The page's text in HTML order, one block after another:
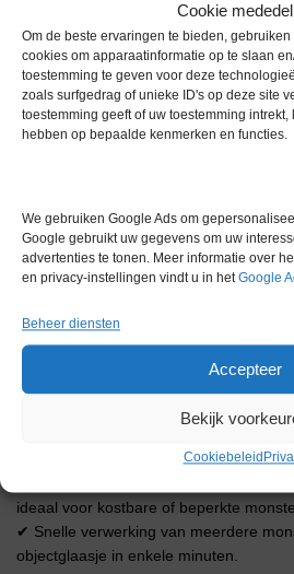
Cookie
Om de beste ervaringen te bieden,
cookies om apparaatinformatie op te slaan
toestemming te geven voor deze
zoals surfgedrag of unieke ID's op deze site
toestemming geeft of uw toestemming
hebben op bepaalde kenmerken en functies.
We gebruiken Google Ads om
Google gebruikt uw gegevens om uw
advertenties te tonen. Meer informatie over
en privacy-instellingen vindt u in hetGoogle
Beheer diensten
Accepteer
Bekijk
Cookiebeleid
capillaire kanalen voor het opzuigen en
van ~2 μL.
Slide-typen:
Slide-40 configuratie: Enkele
0,5 mm (tot ~40 OD-bereik).
De DropSense 16 wordt veel gebruikt
Kwantificering van nucleïnezuren:
zuiverheid.
Algemene UV/Vis-spectroscopie:
Celceldichtheid (OD600) en andere
analyses (met geschikte software/apps).
Gespecialiseerde analyses met behulp
ideaal voor kostbare of beperkte
✔ Snelle verwerking van meerdere
objectglaasje in enkele minuten.